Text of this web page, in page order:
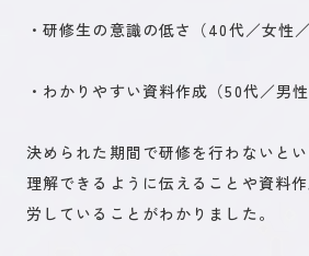
・研修生の意識の低さ（40代／女性／
・わかりやすい資料作成（50代／男性
決められた期間で研修を行わないと
理解できるように伝えることや資料
労していることがわかりました。